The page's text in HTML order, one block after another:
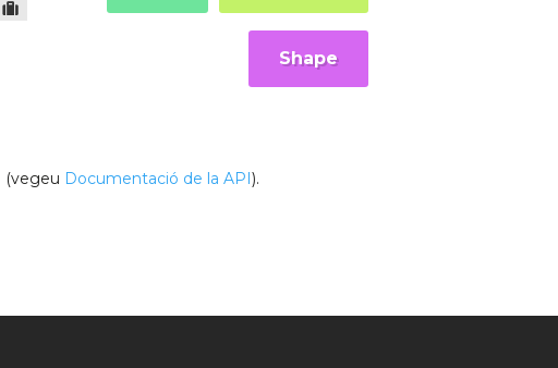
Shape
(vegeu Documentació de la API).